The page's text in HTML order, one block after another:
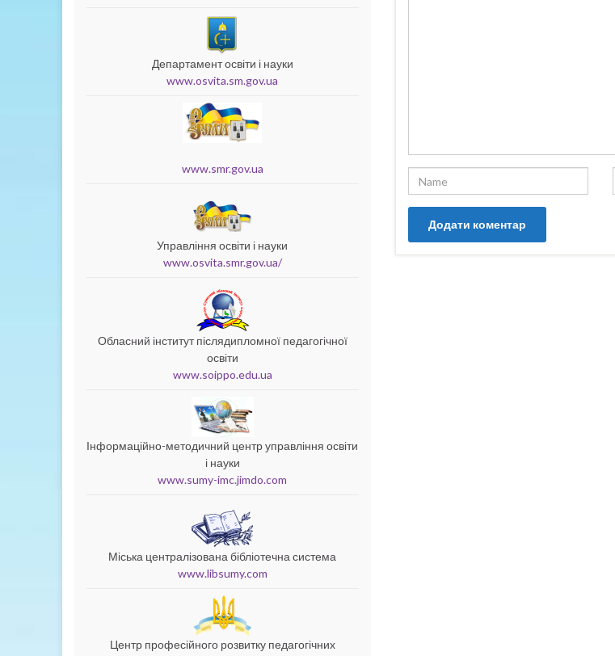
Департамент освіти і науки
www.osvita.sm.gov.ua
www.smr.gov.ua
Управління освіти і науки
www.osvita.smr.gov.ua/
Обласний інститут післядипломної педагогічної
освіти
www.soippo.edu.ua
Інформаційно-методичний центр управління освіти
і науки
www.sumy-imc.jimdo.com
Міська централізована бібліотечна система
www.libsumy.com
Центр професійного розвитку педагогічних